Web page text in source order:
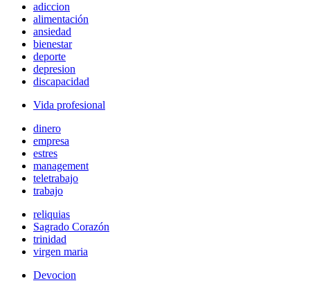
adiccion
alimentación
ansiedad
bienestar
deporte
depresion
discapacidad
Vida profesional
dinero
empresa
estres
management
teletrabajo
trabajo
reliquias
Sagrado Corazón
trinidad
virgen maria
Devocion